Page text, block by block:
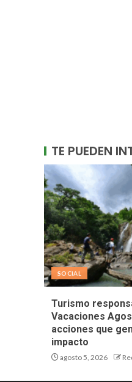
TE PUEDEN
SOCIAL
Turismo
Vacaciones
acciones que
impacto
agosto 5, 2026